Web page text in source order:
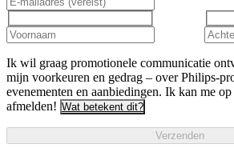
Ik wil graag promotionele communicatie
mijn voorkeuren en gedrag – over Philips-
evenementen en aanbiedingen. Ik kan me
afmelden! Wat betekent dit?
Verzenden